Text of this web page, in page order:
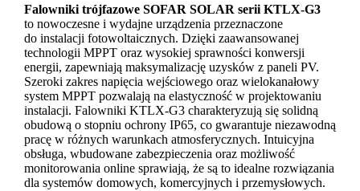
Falowniki trójfazowe SOFAR SOLAR serii KTLX-G3
to nowoczesne i wydajne urządzenia przeznaczone
do instalacji fotowoltaicznych. Dzięki zaawansowanej
technologii MPPT oraz wysokiej sprawności konwersji
energii, zapewniają maksymalizację uzysków z paneli PV.
Szeroki zakres napięcia wejściowego oraz wielokanałowy
system MPPT pozwalają na elastyczność w projektowaniu
instalacji. Falowniki KTLX-G3 charakteryzują się solidną
obudową o stopniu ochrony IP65, co gwarantuje niezawodną
pracę w różnych warunkach atmosferycznych. Intuicyjna
obsługa, wbudowane zabezpieczenia oraz możliwość
monitorowania online sprawiają, że są to idealne rozwiązania
dla systemów domowych, komercyjnych i przemysłowych.